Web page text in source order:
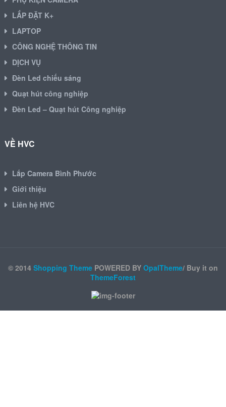
LẮP ĐẶT K+
LAPTOP
CÔNG NGHỆ THÔNG TIN
DỊCH VỤ
Đèn Led chiếu sáng
Quạt hút công nghiệp
Đèn Led – Quạt hút Công nghiệp
VỀ HVC
Lắp Camera Bình Phước
Giới thiệu
Liên hệ HVC
© 2014 Shopping Theme POWERED BY OpalTheme/ Buy it on
ThemeForest